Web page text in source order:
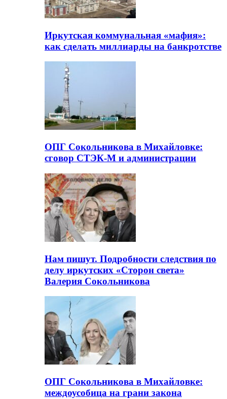
Иркутская коммунальная «мафия»:
как сделать миллиарды на банкротстве
ОПГ Сокольникова в Михайловке:
сговор СТЭК-М и администрации
Нам пишут. Подробности следствия по
делу иркутских «Сторон света»
Валерия Сокольникова
ОПГ Сокольникова в Михайловке:
междоусобица на грани закона